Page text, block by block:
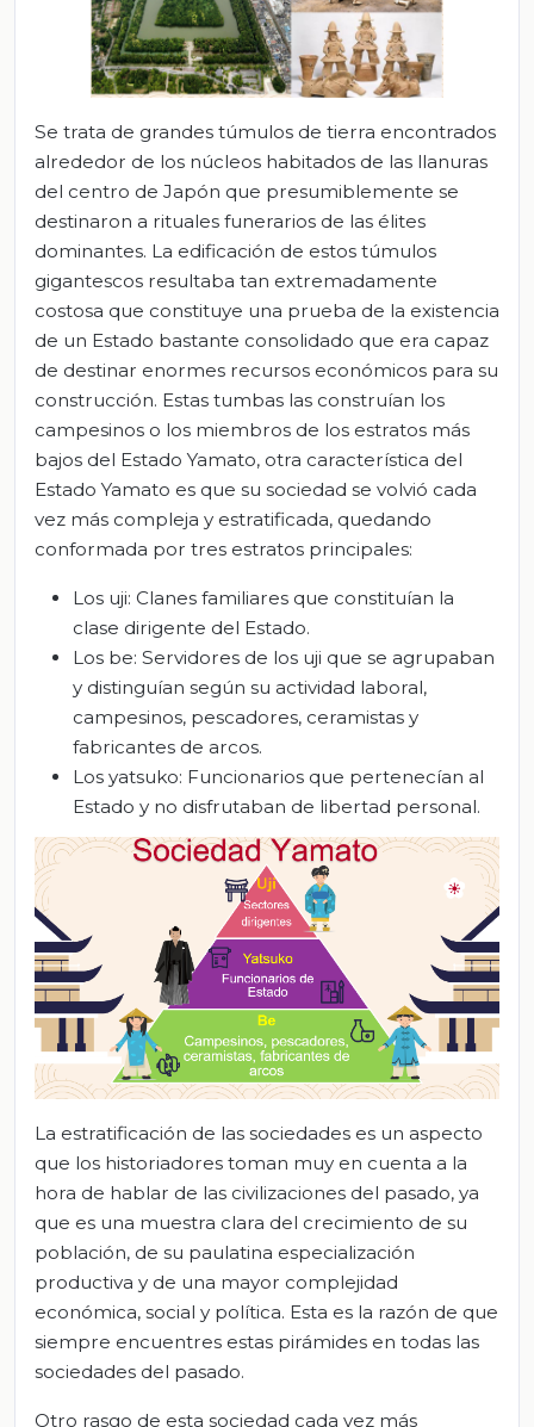
Se trata de grandes túmulos de tierra encontrados
alrededor de los núcleos habitados de las llanuras
del centro de Japón que presumiblemente se
destinaron a rituales funerarios de las élites
dominantes. La edificación de estos túmulos
gigantescos resultaba tan extremadamente
costosa que constituye una prueba de la existencia
de un Estado bastante consolidado que era capaz
de destinar enormes recursos económicos para su
construcción. Estas tumbas las construían los
campesinos o los miembros de los estratos más
bajos del Estado Yamato, otra característica del
Estado Yamato es que su sociedad se volvió cada
vez más compleja y estratificada, quedando
conformada por tres estratos principales:
Los uji: Clanes familiares que constituían la
clase dirigente del Estado.
Los be: Servidores de los uji que se agrupaban
y distinguían según su actividad laboral,
campesinos, pescadores, ceramistas y
fabricantes de arcos.
Los yatsuko: Funcionarios que pertenecían al
Estado y no disfrutaban de libertad personal.
La estratificación de las sociedades es un aspecto
que los historiadores toman muy en cuenta a la
hora de hablar de las civilizaciones del pasado, ya
que es una muestra clara del crecimiento de su
población, de su paulatina especialización
productiva y de una mayor complejidad
económica, social y política. Esta es la razón de que
siempre encuentres estas pirámides en todas las
sociedades del pasado.
Otro rasgo de esta sociedad cada vez más